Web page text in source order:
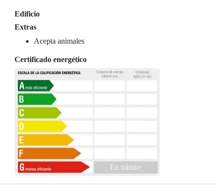
Edificio
Extras
Acepta animales
Certificado energético
En trámite